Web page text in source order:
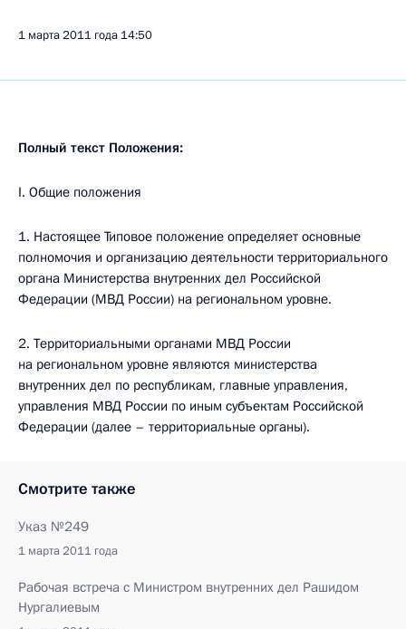
1 марта 2011 года 14:50
Полный текст Положения:
I. Общие положения
1. Настоящее Типовое положение определяет основные
полномочия и организацию деятельности территориального
органа Министерства внутренних дел Российской
Федерации (МВД России) на региональном уровне.
2. Территориальными органами МВД России
на региональном уровне являются министерства
внутренних дел по республикам, главные управления,
управления МВД России по иным субъектам Российской
Федерации (далее – территориальные органы).
Смотрите также
Указ №249
1 марта 2011 года
Рабочая встреча с Министром внутренних дел Рашидом
Нургалиевым